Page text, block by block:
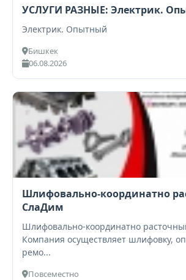
УСЛУГИ РАЗНЫЕ: Электрик.
Электрик. Опытный
Бишкек
06.08.2026
Шлифовально-координатно
СлаДим
Шлифовально-координатно
Компания осуществляет шлифовку,
ремо...
Повсеместно